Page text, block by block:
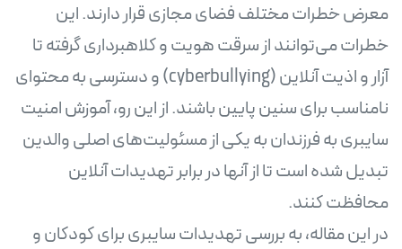
معرض خطرات مختلف فضای مجازی قرار دارند. این
خطرات می‌توانند از سرقت هویت و کلاهبرداری گرفته تا
آزار و اذیت آنلاین (cyberbullying) و دسترسی به محتوای
نامناسب برای سنین پایین باشند. از این رو، آموزش امنیت
سایبری به فرزندان به یکی از مسئولیت‌های اصلی والدین
تبدیل شده است تا از آنها در برابر تهدیدات آنلاین
در این مقاله، به بررسی تهدیدات سایبری برای کودکان و